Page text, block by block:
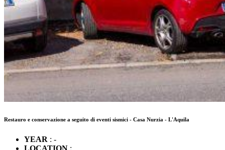
Restauro e conservazione a seguito di eventi sismici - Casa Nurzia - L'Aquila
YEAR : -